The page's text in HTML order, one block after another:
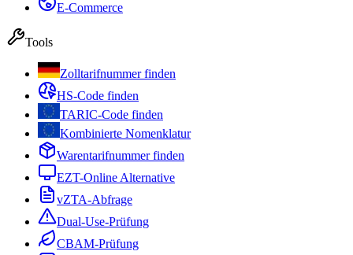
E-Commerce
Tools
Zolltarifnummer finden
HS-Code finden
TARIC-Code finden
Kombinierte Nomenklatur
Warentarifnummer finden
EZT-Online Alternative
vZTA-Abfrage
Dual-Use-Prüfung
CBAM-Prüfung